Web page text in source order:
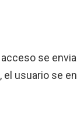
se
usuario se